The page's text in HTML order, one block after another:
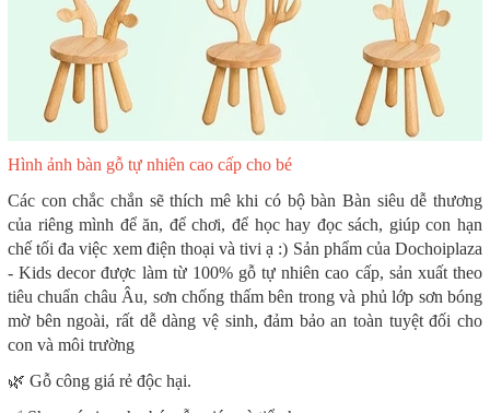
Hình ảnh bàn gỗ tự nhiên cao cấp cho bé
Các con chắc chắn sẽ thích mê khi có bộ bàn Bàn siêu dễ thương
của riêng mình để ăn, để chơi, để học hay đọc sách, giúp con hạn
chế tối đa việc xem điện thoại và tivi ạ :) Sản phẩm của Dochoiplaza
- Kids decor được làm từ 100% gỗ tự nhiên cao cấp, sản xuất theo
tiêu chuẩn châu Âu, sơn chống thấm bên trong và phủ lớp sơn bóng
mờ bên ngoài, rất dễ dàng vệ sinh, đảm bảo an toàn tuyệt đối cho
con và môi trường
🌿 Gỗ công giá rẻ độc hại.